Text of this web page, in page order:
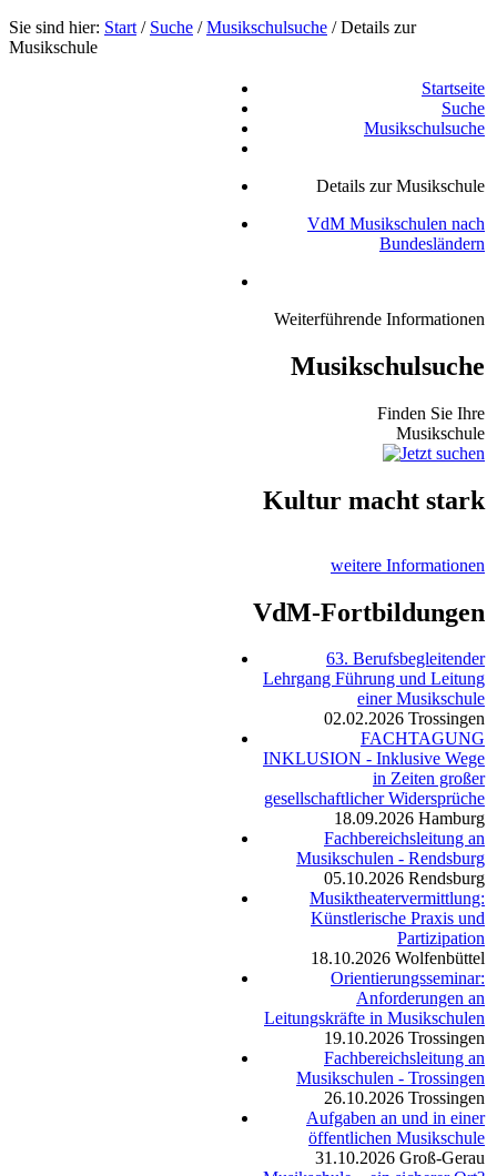
Sie sind hier: Start / Suche /Musikschulsuche /Details zur
Musikschule
Startseite
Suche
Musikschulsuche
Details zur Musikschule
VdM Musikschulen nach
Bundesländern
Weiterführende Informationen
Musikschulsuche
Finden Sie Ihre
Musikschule
Kultur macht stark
weitere Informationen
VdM-Fortbildungen
63. Berufsbegleitender
Lehrgang Führung und Leitung
einer Musikschule
02.02.2026 Trossingen
FACHTAGUNG
INKLUSION - Inklusive Wege
in Zeiten großer
gesellschaftlicher Widersprüche
18.09.2026 Hamburg
Fachbereichsleitung an
Musikschulen - Rendsburg
05.10.2026 Rendsburg
Musiktheatervermittlung:
Künstlerische Praxis und
Partizipation
18.10.2026 Wolfenbüttel
Orientierungsseminar:
Anforderungen an
Leitungskräfte in Musikschulen
19.10.2026 Trossingen
Fachbereichsleitung an
Musikschulen - Trossingen
26.10.2026 Trossingen
Aufgaben an und in einer
öffentlichen Musikschule
31.10.2026 Groß-Gerau